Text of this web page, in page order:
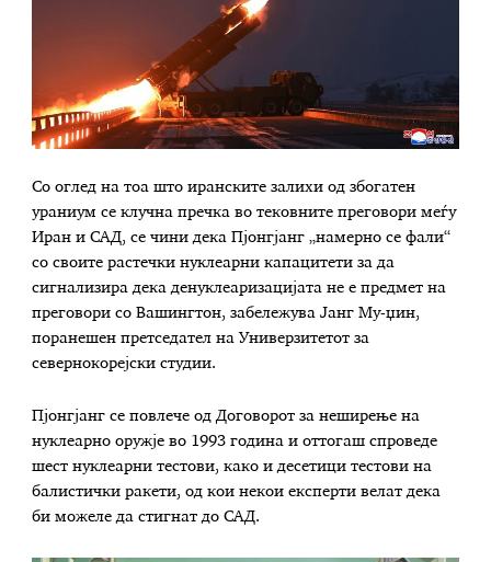
Со оглед на тоа што иранските залихи од збогатен
ураниум се клучна пречка во тековните преговори меѓу
Иран и САД, се чини дека Пјонгјанг „намерно се фали“
со своите растечки нуклеарни капацитети за да
сигнализира дека денуклеаризацијата не е предмет на
преговори со Вашингтон, забележува Јанг Му-џин,
поранешен претседател на Универзитетот за
севернокорејски студии.
Пјонгјанг се повлече од Договорот за неширење на
нуклеарно оружје во 1993 година и оттогаш спроведе
шест нуклеарни тестови, како и десетици тестови на
балистички ракети, од кои некои експерти велат дека
би можеле да стигнат до САД.